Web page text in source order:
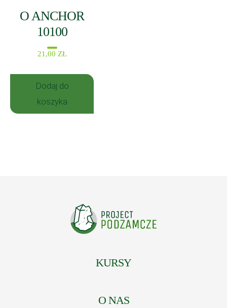
O ANCHOR
10100
21,00 ZŁ
Dodaj do
koszyka
KURSY
O NAS